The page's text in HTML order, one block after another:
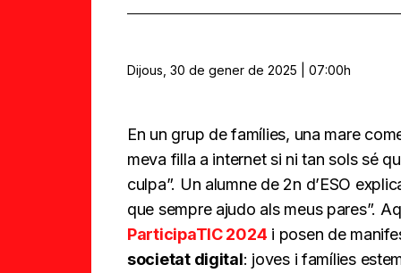
Dijous, 30 de gener de 2025 | 07:00h
En un grup de famílies, una mare
meva filla a internet si ni tan sols sé
culpa”. Un alumne de 2n d’ESO
que sempre ajudo als meus pares”.
ParticipaTIC 2024 i posen de
societat digital: joves i famílies